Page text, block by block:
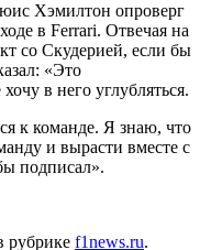
Хэмилтон опроверг
в Ferrari. Отвечая на
со Скудерией, если бы
«Это
в него углубляться.
к команде. Я знаю, что
и вырасти вместе с
подписал».
рубрике f1news.ru.